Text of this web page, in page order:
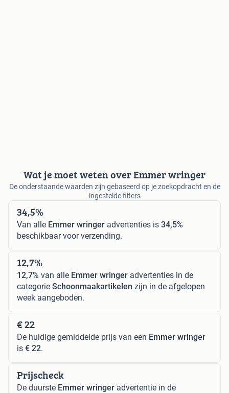
Wat je moet weten over Emmer wringer
De onderstaande waarden zijn gebaseerd op je zoekopdracht en de
ingestelde filters
34,5%
Van alle Emmer wringer advertenties is 34,5%
beschikbaar voor verzending.
12,7%
12,7% van alle Emmer wringer advertenties in de
categorie Schoonmaakartikelen zijn in de afgelopen
week aangeboden.
€ 22
De huidige gemiddelde prijs van een Emmer wringer
is € 22.
Prijscheck
De duurste Emmer wringer advertentie in de